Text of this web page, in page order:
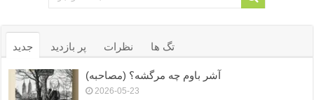
جدید پر بازدید نظرات تگ ها
آشر باوم چه مرگشه؟ (مصاحبه)
2026-05-23